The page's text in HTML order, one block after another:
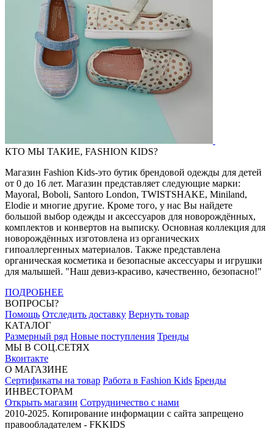
КТО МЫ ТАКИЕ, FASHION KIDS?
Магазин Fashion Kids-это бутик брендовой одежды для детей
от 0 до 16 лет. Магазин представляет следующие марки:
Mayoral, Boboli, Santoro London, TWISTSHAKE, Miniland,
Elodie и многие другие. Кроме того, у нас Вы найдете
большой выбор одежды и аксессуаров для новорождённых,
комплектов и конвертов на выписку. Основная коллекция для
новорождённых изготовлена из органических
гипоаллергенных материалов. Также представлена
органическая косметика и безопасные аксессуары и игрушки
для малышей. "Наш девиз-красиво, качественно, безопасно!"
ПОДРОБНЕЕ
ВОПРОСЫ?
Помощь Отследить доставку Вернуть товар
КАТАЛОГ
Размерный ряд Новые поступления Тренды
МЫ В СОЦ.СЕТЯХ
Вконтакте
О МАГАЗИНЕ
Сертификаты на товар Работа в Fashion Kids Бренды
ИНВЕСТОРАМ
Открыть магазин Сотрудничество с нами
2010-2025. Копирование информации с сайта запрещено
правообладателем - FKKIDS